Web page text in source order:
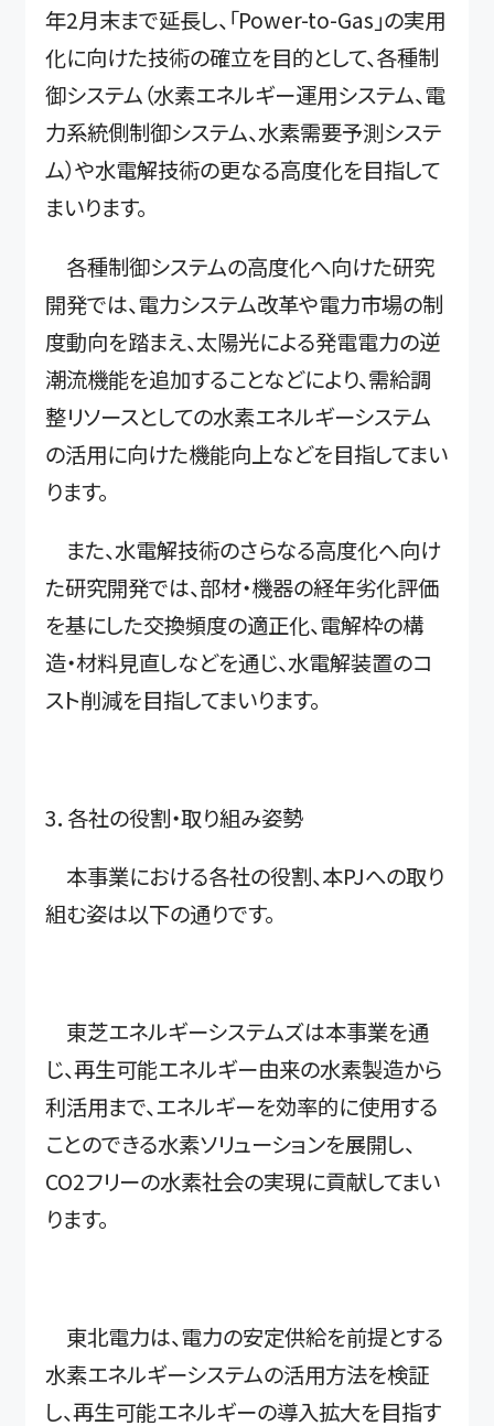
年2月末まで延長し、「Power-to-Gas」の実用
化に向けた技術の確立を目的として、各種制
御システム（水素エネルギー運用システム、電
力系統側制御システム、水素需要予測システ
ム）や水電解技術の更なる高度化を目指して
まいります。
各種制御システムの高度化へ向けた研究
開発では、電力システム改革や電力市場の制
度動向を踏まえ、太陽光による発電電力の逆
潮流機能を追加することなどにより、需給調
整リソースとしての水素エネルギーシステム
の活用に向けた機能向上などを目指してまい
ります。
また、水電解技術のさらなる高度化へ向け
た研究開発では、部材・機器の経年劣化評価
を基にした交換頻度の適正化、電解枠の構
造・材料見直しなどを通じ、水電解装置のコ
スト削減を目指してまいります。
3．各社の役割・取り組み姿勢
本事業における各社の役割、本PJへの取り
組む姿は以下の通りです。
東芝エネルギーシステムズは本事業を通
じ、再生可能エネルギー由来の水素製造から
利活用まで、エネルギーを効率的に使用する
ことのできる水素ソリューションを展開し、
CO2フリーの水素社会の実現に貢献してまい
ります。
東北電力は、電力の安定供給を前提とする
水素エネルギーシステムの活用方法を検証
し、再生可能エネルギーの導入拡大を目指す